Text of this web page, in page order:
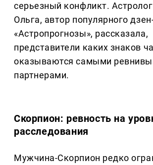
серьезный конфликт.
Ольга, автор популярного
«Астропрогнозы», рассказала,
представители каких знаков
оказываются самыми
партнерами.
Скорпион: ревность на
расследования
Мужчина-Скорпион редко